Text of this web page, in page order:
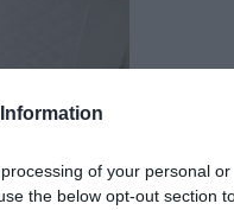
of your personal or
the below opt-out section
photo : Airbnb